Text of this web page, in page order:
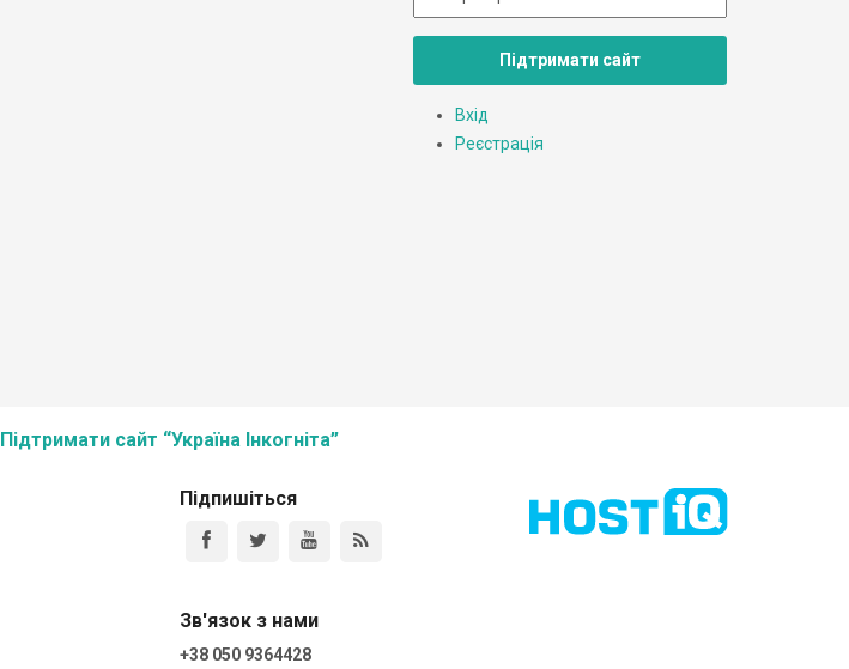
Підтримати сайт
Вхід
Реєстрація
Підтримати сайт “Україна Інкогніта”
Підпишіться
Зв'язок з нами
+38 050 9364428